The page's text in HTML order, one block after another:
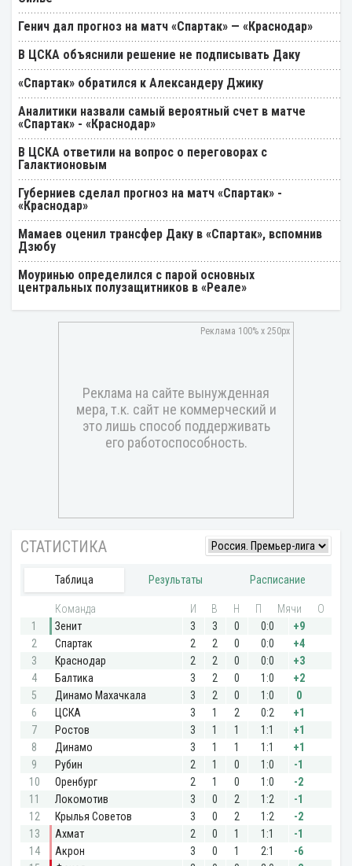
Генич дал прогноз на матч «Спартак» — «Краснодар»
В ЦСКА объяснили решение не подписывать Даку
«Спартак» обратился к Александеру Джику
Аналитики назвали самый вероятный счет в матче
«Спартак» - «Краснодар»
В ЦСКА ответили на вопрос о переговорах с
Галактионовым
Губерниев сделал прогноз на матч «Спартак» -
«Краснодар»
Мамаев оценил трансфер Даку в «Спартак», вспомнив
Дзюбу
Моуринью определился с парой основных
центральных полузащитников в «Реале»